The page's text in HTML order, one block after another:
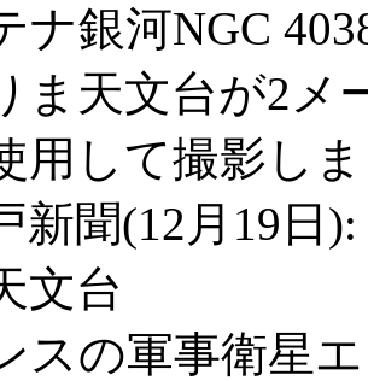
ナ銀河NGC
ま天文台が2メ
用して撮影し
新聞(12月19
文台
スの軍事衛星